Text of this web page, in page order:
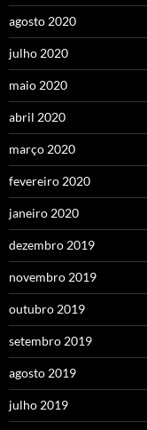
agosto 2020
julho 2020
maio 2020
abril 2020
março 2020
fevereiro 2020
janeiro 2020
dezembro 2019
novembro 2019
outubro 2019
setembro 2019
agosto 2019
julho 2019